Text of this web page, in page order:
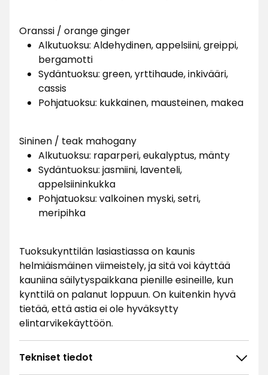
Oranssi / orange ginger
Alkutuoksu: Aldehydinen, appelsiini, greippi,
bergamotti
Sydäntuoksu: green, yrttihaude, inkivääri,
cassis
Pohjatuoksu: kukkainen, mausteinen, makea
Sininen / teak mahogany
Alkutuoksu: raparperi, eukalyptus, mänty
Sydäntuoksu: jasmiini, laventeli,
appelsiininkukka
Pohjatuoksu: valkoinen myski, setri,
meripihka
Tuoksukynttilän lasiastiassa on kaunis
helmiäismäinen viimeistely, ja sitä voi käyttää
kauniina säilytyspaikkana pienille esineille, kun
kynttilä on palanut loppuun. On kuitenkin hyvä
tietää, että astia ei ole hyväksytty
elintarvikekäyttöön.
Tekniset tiedot